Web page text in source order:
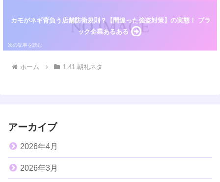
カモがネギ背負う店舗防衛規則？【間違った強盗対策】の実態！ ブラ
ック企業あるある
ホーム 1.41 朝礼ネタ
アーカイブ
2026年4月
2026年3月